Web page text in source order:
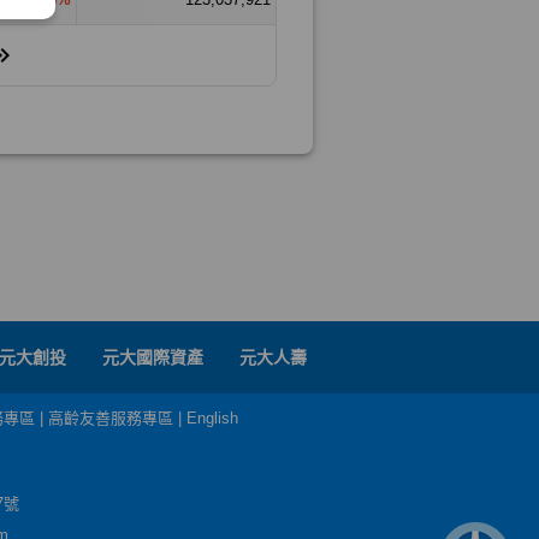
元大創投 元大國際資產 元大人壽
區 高齡友善服務專區 English
號